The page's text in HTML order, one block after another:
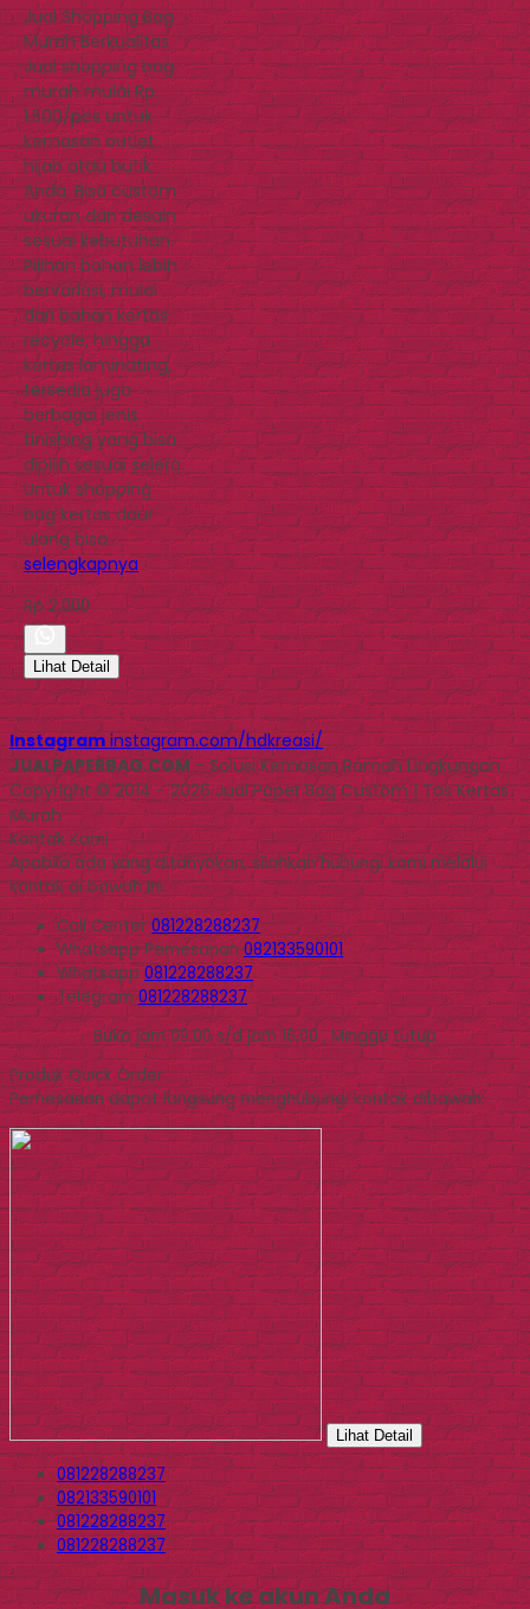
Jual Shopping Bag
Murah Berkualitas
Jual shopping bag
murah mulai Rp.
1.500/pcs untuk
kemasan outlet
hijab atau butik
Anda. Bisa custom
ukuran dan desain
sesuai kebutuhan.
Pilihan bahan lebih
bervariasi, mulai
dari bahan kertas
recycle, hingga
kertas laminating,
tersedia juga
berbagai jenis
finishing yang bisa
dipilih sesuai selera.
Untuk shopping
bag kertas daur
ulang bisa…
selengkapnya
Rp 2.000
Lihat Detail
Instagram instagram.com/hdkreasi/
JUALPAPERBAG.COM- Solusi Kemasan Ramah Lingkungan
Copyright © 2014 - 2026 Jual Paper Bag Custom | Tas Kertas
Murah
Kontak Kami
Apabila ada yang ditanyakan, silahkan hubungi kami melalui
kontak di bawah ini.
Call Center081228288237
WhatsappPemesanan 082133590101
Whatsapp081228288237
Telegram081228288237
Buka jam 09.00 s/d jam 16.00 , Minggu tutup
Produk Quick Order
Pemesanan dapat langsung menghubungi kontak dibawah:
Lihat Detail
081228288237
082133590101
081228288237
081228288237
Masuk ke akun Anda